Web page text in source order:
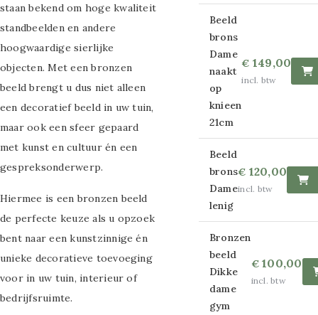
Glasschilderij
maat 80x160cm
Glasschilderij
maat 110x160cm
Overige maten
glas schilderijen
Strass
glasschilderijen
Ronde
glasschilderijen
Canvas schilderijen
staan bekend om hoge kwaliteit
standbeelden en andere
hoogwaardige sierlijke
objecten. Met een bronzen
beeld brengt u dus niet alleen
een decoratief beeld in uw tuin,
maar ook een sfeer gepaard
met kunst en cultuur én een
gespreksonderwerp.
Hiermee is een bronzen beeld
de perfecte keuze als u opzoek
bent naar een kunstzinnige én
unieke decoratieve toevoeging
voor in uw tuin, interieur of
bedrijfsruimte.
Beeld
brons
Dame
naakt
op
knieen
21cm
€ 149,00
incl. btw
Beeld
brons
Dame
lenig
€ 120,00
incl. btw
Bronzen
beeld
Dikke
dame
gym
€100,00
incl. btw